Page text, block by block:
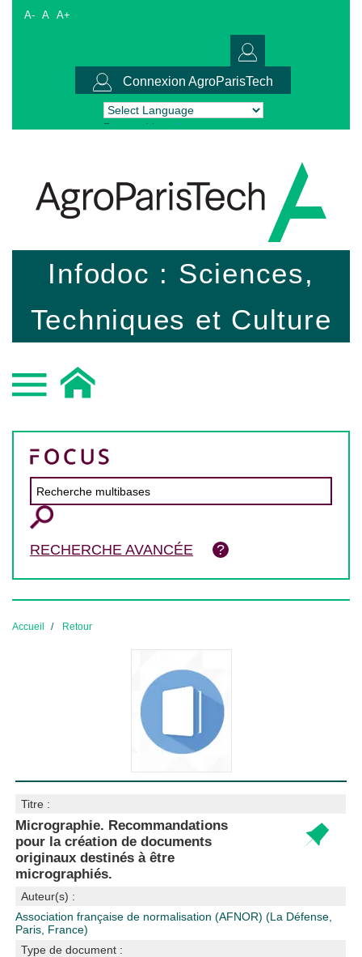
A- A A+
Connexion AgroParisTech
Powered by Translate
Infodoc : Sciences,
Techniques et Culture
RECHERCHE AVANCÉE
Accueil Retour
Titre :
Micrographie. Recommandations
pour la création de documents
originaux destinés à être
micrographiés.
Auteur(s) :
Association française de normalisation (AFNOR) (La Défense,
Paris, France)
Type de document :